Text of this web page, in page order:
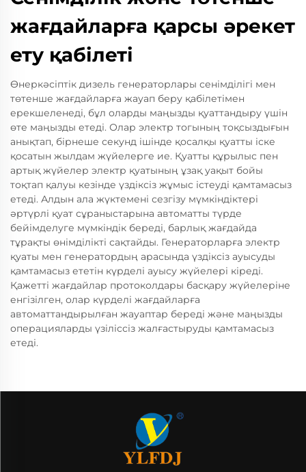
жағдайларға қарсы әрекет
ету қабілеті
Өнеркәсіптік дизель генераторлары сенімділігі мен
төтенше жағдайларға жауап беру қабілетімен
ерекшеленеді, бұл оларды маңызды қуаттандыру үшін
өте маңызды етеді. Олар электр тогының тоқсыздығын
анықтап, бірнеше секунд ішінде қосалқы қуатты іске
қосатын жылдам жүйелерге ие. Қуатты құрылыс пен
артық жүйелер электр қуатының ұзақ уақыт бойы
тоқтап қалуы кезінде үздіксіз жұмыс істеуді қамтамасыз
етеді. Алдын ала жүктемені сезгізу мүмкіндіктері
әртүрлі қуат сұраныстарына автоматты түрде
бейімделуге мүмкіндік береді, барлық жағдайда
тұрақты өнімділікті сақтайды. Генераторларға электр
қуаты мен генератордың арасында үздіксіз ауысуды
қамтамасыз ететін күрделі ауысу жүйелері кіреді.
Қажетті жағдайлар протоколдары басқару жүйелеріне
енгізілген, олар күрделі жағдайларға
автоматтандырылған жауаптар береді және маңызды
операцияларды үзіліссіз жалғастыруды қамтамасыз
етеді.